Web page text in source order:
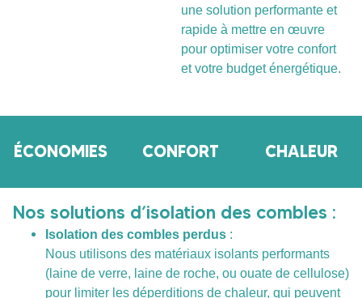
une solution performante et
rapide à mettre en œuvre
pour optimiser votre confort
et votre budget énergétique.
ÉCONOMIES CONFORT CHALEUR
Nos solutions d’isolation des combles :
Isolation des combles perdus :
Nous utilisons des matériaux isolants performants
(laine de verre, laine de roche, ou ouate de cellulose)
pour limiter les déperditions de chaleur, qui peuvent